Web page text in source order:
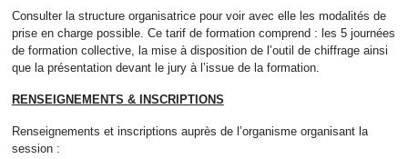
Consulter la structure organisatrice pour voir avec elle les modalités de
prise en charge possible. Ce tarif de formation comprend : les 5 journées
de formation collective, la mise à disposition de l’outil de chiffrage ainsi
que la présentation devant le jury à l’issue de la formation.
RENSEIGNEMENTS & INSCRIPTIONS
Renseignements et inscriptions auprès de l’organisme organisant la
session :